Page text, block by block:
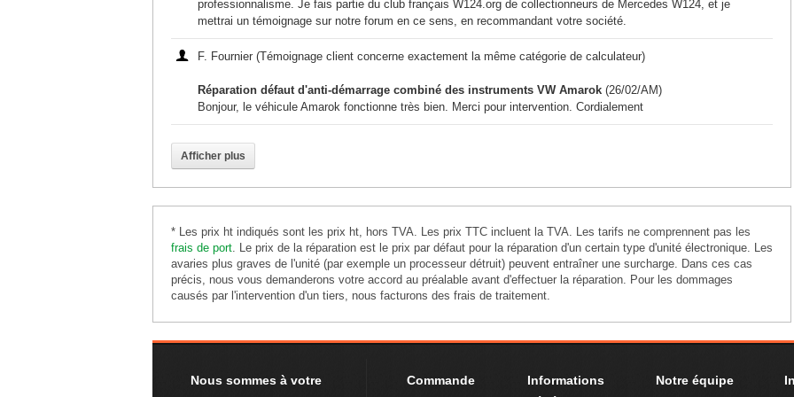
professionnalisme. Je fais partie du club français W124.org de collectionneurs de Mercedes W124, et je
mettrai un témoignage sur notre forum en ce sens, en recommandant votre société.
F. Fournier (Témoignage client concerne exactement la même catégorie de calculateur)
Réparation défaut d'anti-démarrage combiné des instruments VW Amarok (26/02/AM)
Bonjour, le véhicule Amarok fonctionne très bien. Merci pour intervention. Cordialement
Afficher plus
* Les prix ht indiqués sont les prix ht, hors TVA. Les prix TTC incluent la TVA. Les tarifs ne comprennent pas les
frais de port . Le prix de la réparation est le prix par défaut pour la réparation d'un certain type d'unité électronique. Les
avaries plus graves de l'unité (par exemple un processeur détruit) peuvent entraîner une surcharge. Dans ces cas
précis, nous vous demanderons votre accord au préalable avant d'effectuer la réparation. Pour les dommages
causés par l'intervention d'un tiers, nous facturons des frais de traitement.
Nous sommes à votre
Commande
Informations
Notre équipe